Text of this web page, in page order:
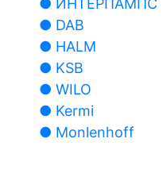
● ИНТЕРПАМПС
● DAB
● HALM
● KSB
● WILO
● Kermi
● Monlenhoff